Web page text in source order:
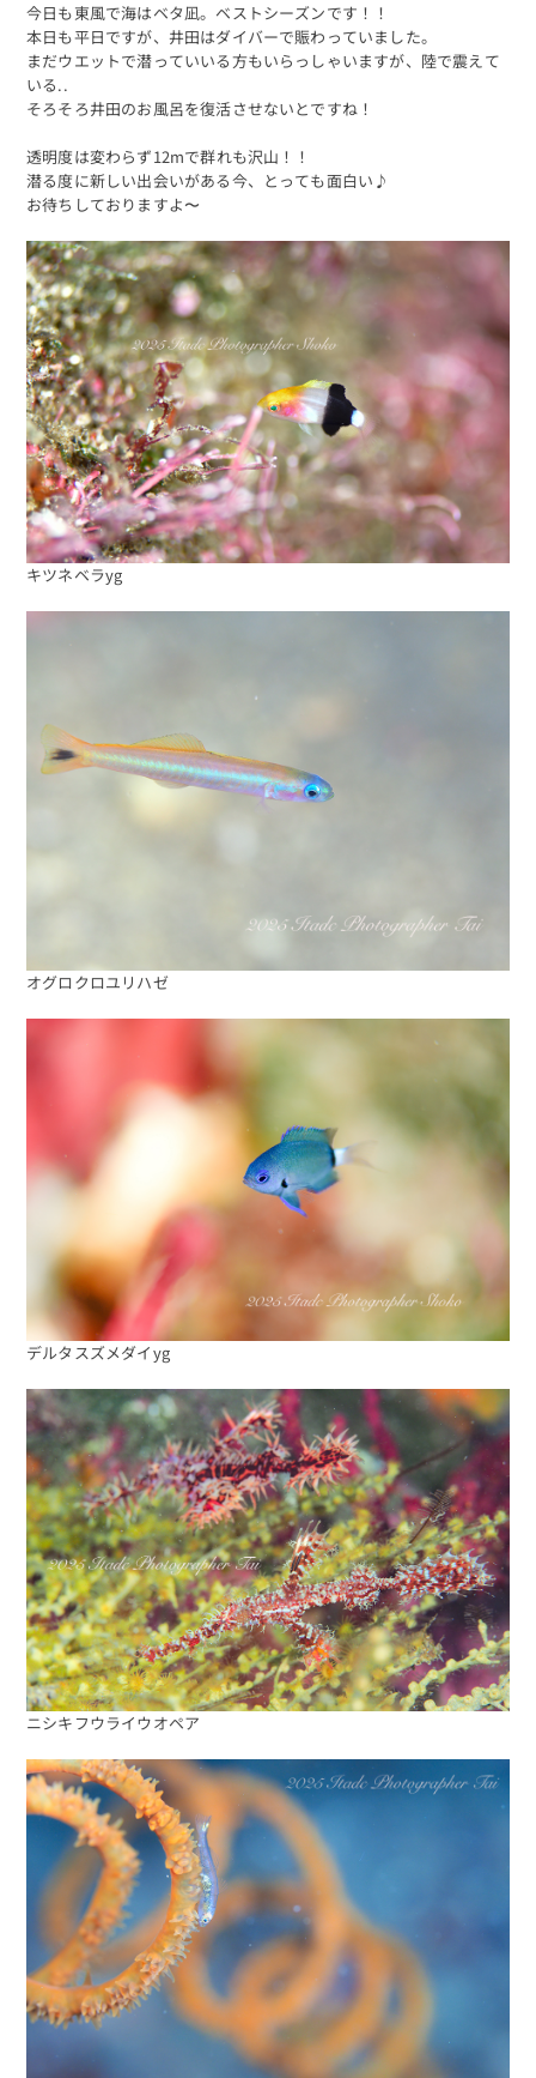
今日も東風で海はベタ凪。ベストシーズンです！！
本日も平日ですが、井田はダイバーで賑わっていました。
まだウエットで潜っていいる方もいらっしゃいますが、陸で震えて
いる..
そろそろ井田のお風呂を復活させないとですね！
透明度は変わらず12mで群れも沢山！！
潜る度に新しい出会いがある今、とっても面白い♪
お待ちしておりますよ〜
キツネベラyg
オグロクロユリハゼ
デルタスズメダイyg
ニシキフウライウオペア